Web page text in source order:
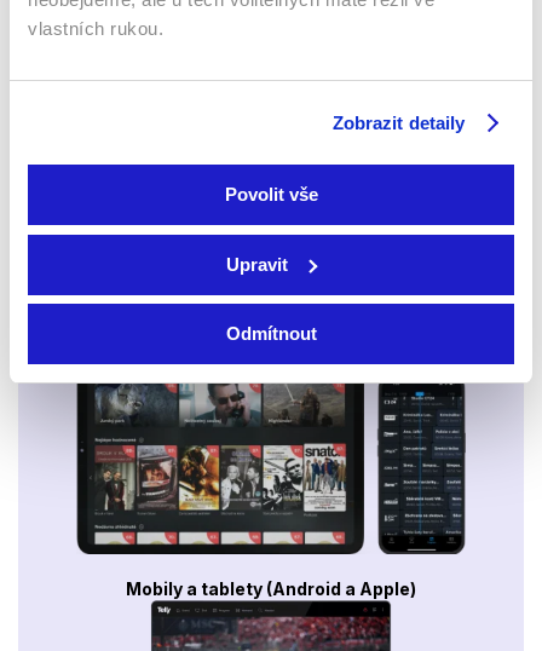
vlastních rukou.
Zobrazit detaily
Povolit vše
Upravit
Odmítnout
Sledovat internetovou televizi jde odkudkoliv
po celé EU, a to až na 6 zařízeních.
Smart TV - Android, Google, Samsung, LG, VIDAA
Mobily a tablety (Android a Apple)